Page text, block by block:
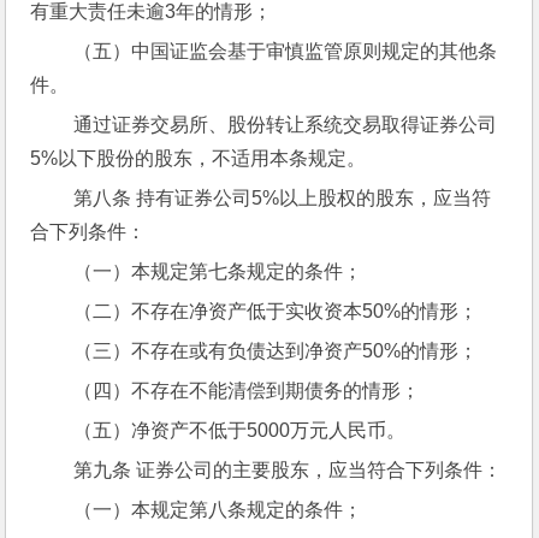
有重大责任未逾3年的情形；
件。
通过证券交易所、股份转让系统交易取得证券公司
5%以下股份的股东，不适用本条规定。
第八条 持有证券公司5%以上股权的股东，应当符
合下列条件：
（一）本规定第七条规定的条件；
（二）不存在净资产低于实收资本50%的情形；
（三）不存在或有负债达到净资产50%的情形；
（四）不存在不能清偿到期债务的情形；
（五）净资产不低于5000万元人民币。
第九条 证券公司的主要股东，应当符合下列条件：
（一）本规定第八条规定的条件；